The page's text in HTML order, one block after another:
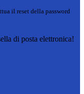
il reset della password
di posta elettronica!